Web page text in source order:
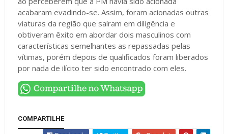
acabaram evadindo-se. Assim, foram acionadas outras
viaturas da região que saíram em diligência e
obtiveram êxito em abordar dois masculinos com
características semelhantes as repassadas pelas
vítimas, porém depois de qualificados foram liberados
por nada de ilícito ter sido encontrado com eles.
COMPARTILHE